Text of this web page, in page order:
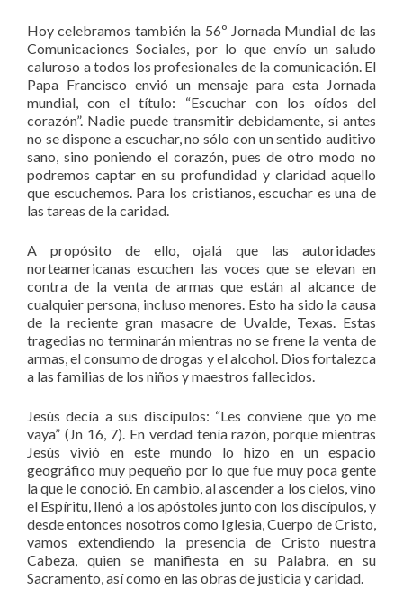
Hoy celebramos también la 56º Jornada Mundial de las
Comunicaciones Sociales, por lo que envío un saludo
caluroso a todos los profesionales de la comunicación. El
Papa Francisco envió un mensaje para esta Jornada
mundial, con el título: “Escuchar con los oídos del
corazón”. Nadie puede transmitir debidamente, si antes
no se dispone a escuchar, no sólo con un sentido auditivo
sano, sino poniendo el corazón, pues de otro modo no
podremos captar en su profundidad y claridad aquello
que escuchemos. Para los cristianos, escuchar es una de
las tareas de la caridad.
A propósito de ello, ojalá que las autoridades
norteamericanas escuchen las voces que se elevan en
contra de la venta de armas que están al alcance de
cualquier persona, incluso menores. Esto ha sido la causa
de la reciente gran masacre de Uvalde, Texas. Estas
tragedias no terminarán mientras no se frene la venta de
armas, el consumo de drogas y el alcohol. Dios fortalezca
a las familias de los niños y maestros fallecidos.
Jesús decía a sus discípulos: “Les conviene que yo me
vaya” (Jn 16, 7). En verdad tenía razón, porque mientras
Jesús vivió en este mundo lo hizo en un espacio
geográfico muy pequeño por lo que fue muy poca gente
la que le conoció. En cambio, al ascender a los cielos, vino
el Espíritu, llenó a los apóstoles junto con los discípulos, y
desde entonces nosotros como Iglesia, Cuerpo de Cristo,
vamos extendiendo la presencia de Cristo nuestra
Cabeza, quien se manifiesta en su Palabra, en su
Sacramento, así como en las obras de justicia y caridad.